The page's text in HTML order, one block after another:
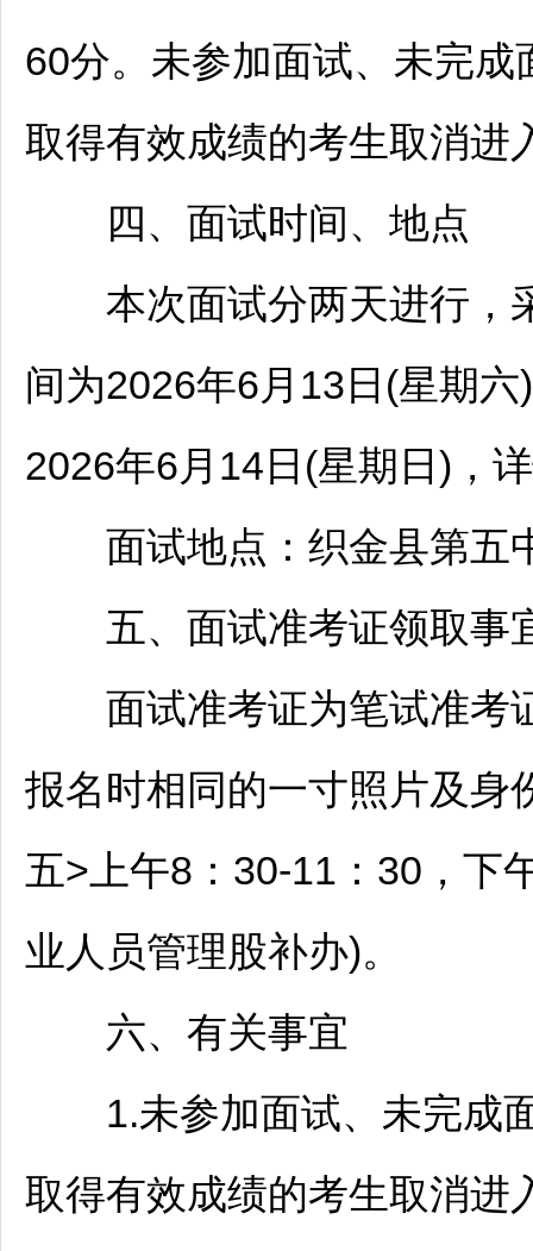
60分。未参加面试、未完
取得有效成绩的考生取消进
四、面试时间、地点
本次面试分两天进行，
间为2026年6月13日(星期
2026年6月14日(星期日)，
面试地点： 织金县第五
五、面试准考证领取事
面试准考证为笔试准考
报名时相同的一寸照片及身
五>上午8：30-11：30，下
业人员管理股补办)。
六、有关事宜
1.未参加面试、未完成面
取得有效成绩的考生取消进